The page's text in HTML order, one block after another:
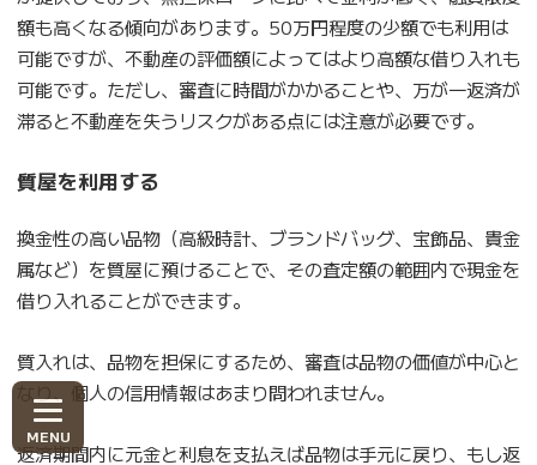
額も高くなる傾向があります。50万円程度の少額でも利用は
可能ですが、不動産の評価額によってはより高額な借り入れも
可能です。ただし、審査に時間がかかることや、万が一返済が
滞ると不動産を失うリスクがある点には注意が必要です。
質屋を利用する
換金性の高い品物（高級時計、ブランドバッグ、宝飾品、貴金
属など）を質屋に預けることで、その査定額の範囲内で現金を
借り入れることができます。
質入れは、品物を担保にするため、審査は品物の価値が中心と
なり、個人の信用情報はあまり問われません。
返済期間内に元金と利息を支払えば品物は手元に戻り、もし返